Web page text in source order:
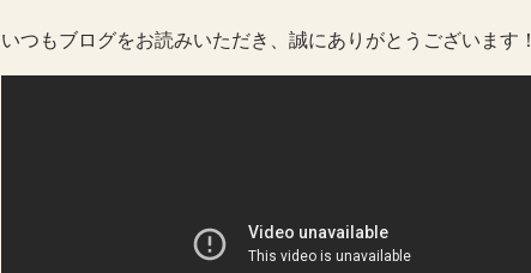
いつもブログをお読みいただき、誠にありがとうございます！